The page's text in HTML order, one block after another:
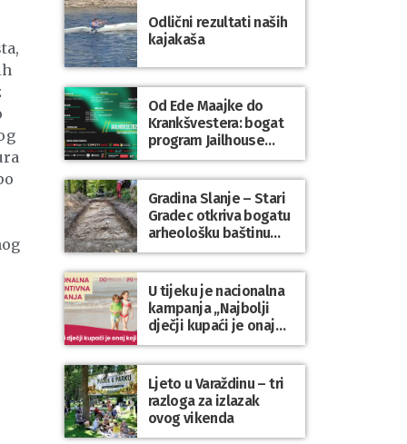
Odlični rezultati naših
kajakaša
Od Ede Maajke do
Krankšvestera: bogat
program Jailhouse
Festivala 2026. u
Lepoglavi
Gradina Slanje – Stari
Gradec otkriva bogatu
arheološku baštinu
Varaždinske županije
U tijeku je nacionalna
kampanja „Najbolji
dječji kupaći je onaj
koji se nosi“
Ljeto u Varaždinu – tri
razloga za izlazak
ovog vikenda